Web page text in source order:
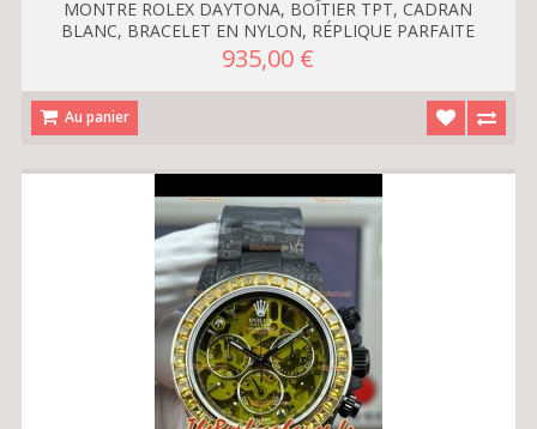
MONTRE ROLEX DAYTONA, BOÎTIER TPT, CADRAN
BLANC, BRACELET EN NYLON, RÉPLIQUE PARFAITE
935,00 €
Au panier